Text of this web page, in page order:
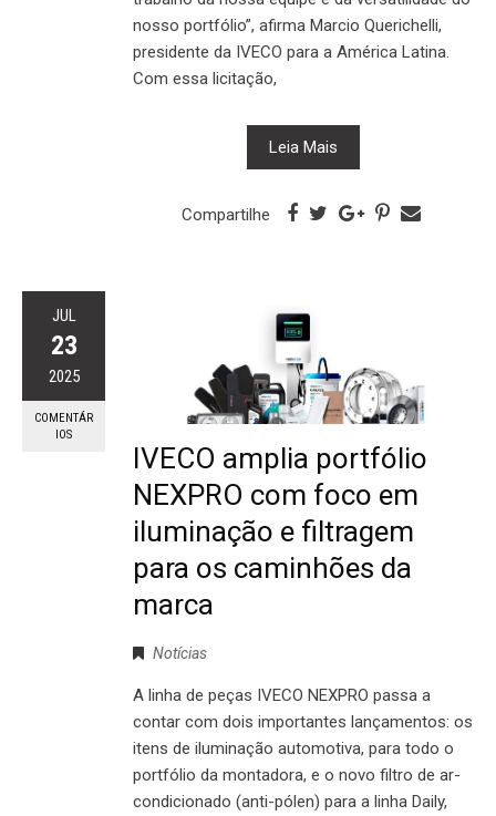
nosso portfólio”, afirma Marcio Querichelli,
presidente da IVECO para a América Latina.
Com essa licitação,
Leia Mais
Compartilhe
JUL
23
2025
COMENTÁR
IOS
IVECO amplia portfólio
NEXPRO com foco em
iluminação e filtragem
para os caminhões da
marca
Notícias
A linha de peças IVECO NEXPRO passa a
contar com dois importantes lançamentos: os
itens de iluminação automotiva, para todo o
portfólio da montadora, e o novo filtro de ar-
condicionado (anti-pólen) para a linha Daily,